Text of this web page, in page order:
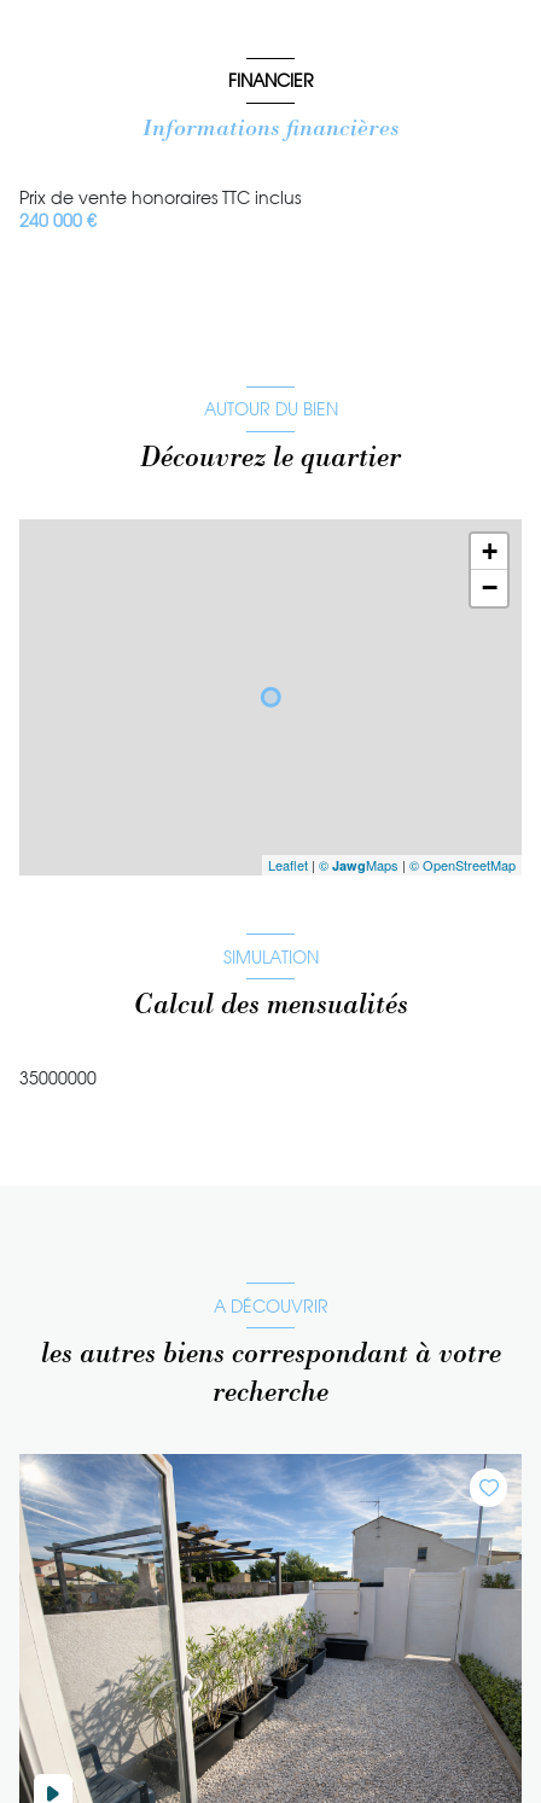
FINANCIER
Informations financières
Prix de vente honoraires TTC inclus
240 000 €
AUTOUR DU BIEN
Découvrez le quartier
+
−
Leaflet | © JawgMaps | © OpenStreetMap
SIMULATION
Calcul des mensualités
35000000
A DÉCOUVRIR
les autres biens correspondant à votre
recherche